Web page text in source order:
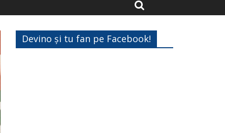
Devino și tu fan pe Facebook!